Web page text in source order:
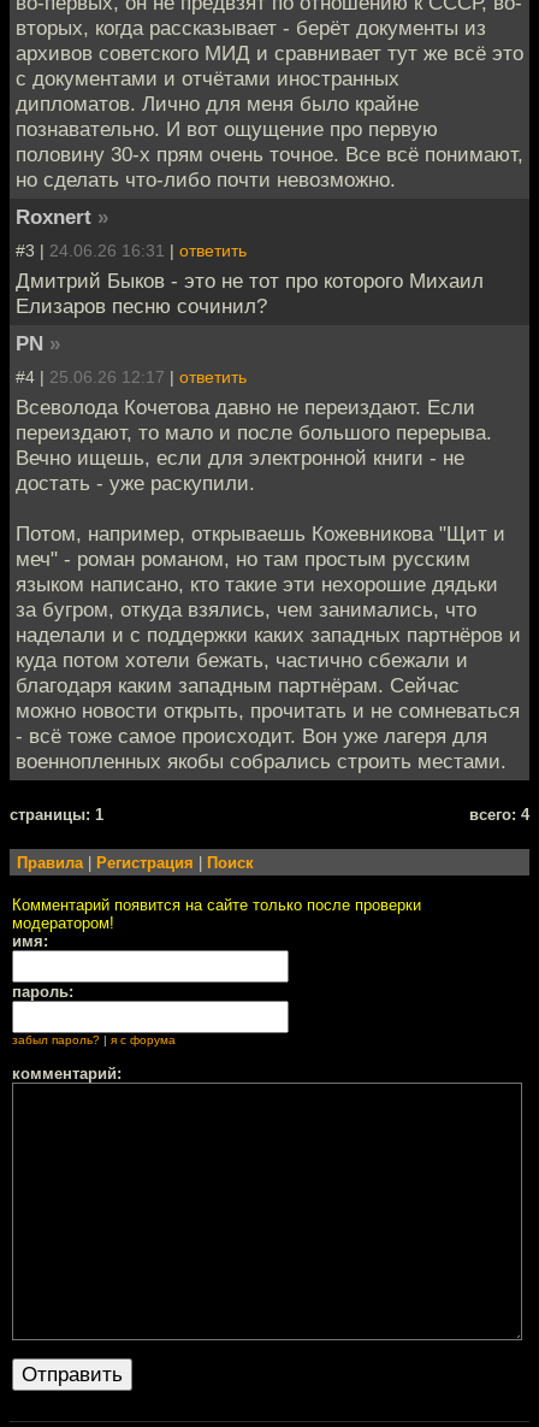
вторых, когда рассказывает - берёт документы из
архивов советского МИД и сравнивает тут же всё это
с документами и отчётами иностранных
дипломатов. Лично для меня было крайне
познавательно. И вот ощущение про первую
половину 30-х прям очень точное. Все всё понимают,
но сделать что-либо почти невозможно.
Roxnert »
#3 | 24.06.26 16:31 | ответить
Дмитрий Быков - это не тот про которого Михаил
Елизаров песню сочинил?
PN »
#4 | 25.06.26 12:17 | ответить
Всеволода Кочетова давно не переиздают. Если
переиздают, то мало и после большого перерыва.
Вечно ищешь, если для электронной книги - не
достать - уже раскупили.
Потом, например, открываешь Кожевникова "Щит и
меч" - роман романом, но там простым русским
языком написано, кто такие эти нехорошие дядьки
за бугром, откуда взялись, чем занимались, что
наделали и с поддержки каких западных партнёров и
куда потом хотели бежать, частично сбежали и
благодаря каким западным партнёрам. Сейчас
можно новости открыть, прочитать и не сомневаться
- всё тоже самое происходит. Вон уже лагеря для
военнопленных якобы собрались строить местами.
cтраницы: 1 всего: 4
Правила | Регистрация | Поиск
Комментарий появится на сайте только после проверки
модератором!
имя:
пароль:
забыл пароль? | я с форума
комментарий: